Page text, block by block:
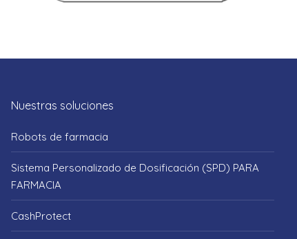
Nuestras soluciones
Robots de farmacia
Sistema Personalizado de Dosificación (SPD) PARA
FARMACIA
CashProtect